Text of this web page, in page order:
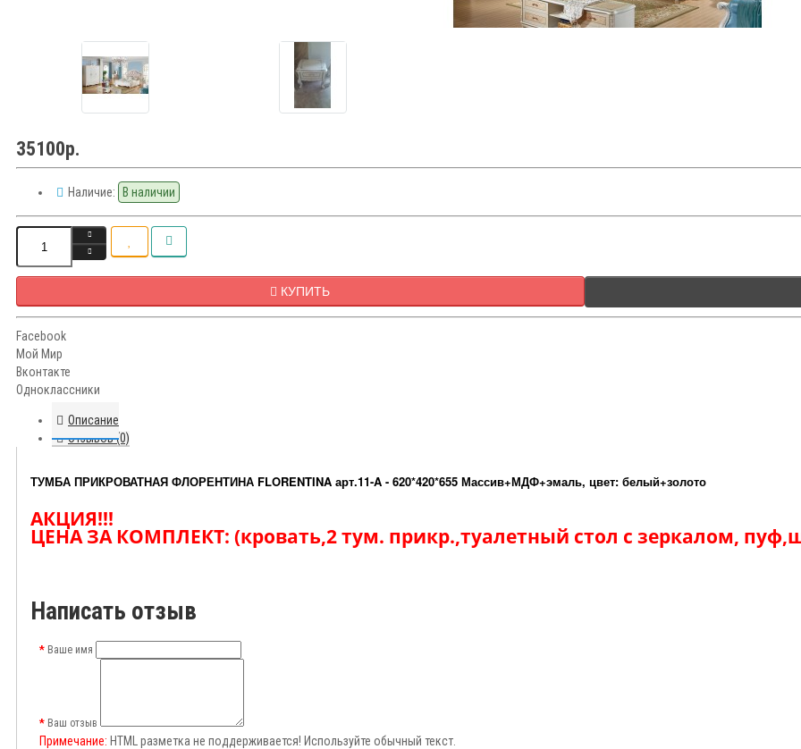
35100р.
Наличие: В наличии
КУПИТЬ
Facebook
Мой Мир
Вконтакте
Одноклассники
Описание
Отзывов (0)
ТУМБА ПРИКРОВАТНАЯ ФЛОРЕНТИНА FLORENTINA арт.11-A - 620*420*655 Массив+МДФ+эмаль, цвет: белый+золото
АКЦИЯ!!!
ЦЕНА ЗА КОМПЛЕКТ: (кровать,2 тум. прикр.,туалетный стол с зеркалом,
Написать отзыв
Ваше имя
Ваш отзыв
Примечание: HTML разметка не поддерживается! Используйте обычный текст.